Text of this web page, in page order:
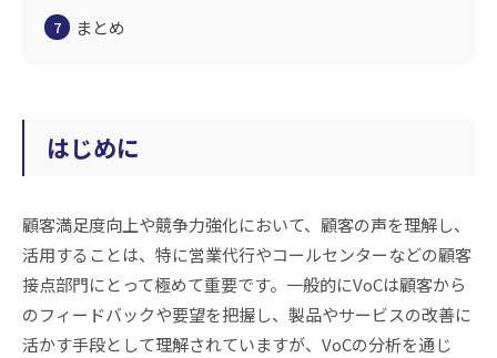
7 まとめ
はじめに
顧客満足度向上や競争力強化において、顧客の声を理解し、
活用することは、特に営業代行やコールセンターなどの顧客
接点部門にとって極めて重要です。一般的にVoCは顧客から
のフィードバックや要望を把握し、製品やサービスの改善に
活かす手段として理解されていますが、VoCの分析を通じ